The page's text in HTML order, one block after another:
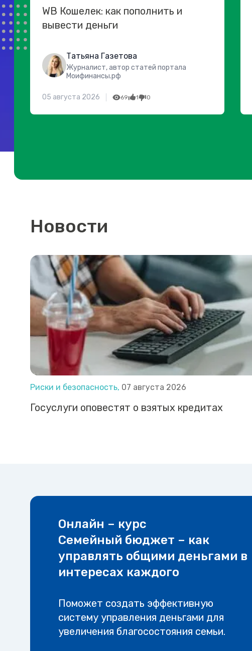
WB Кошелек: как пополнить и
вывести деньги
Татьяна Газетова
Журналист, автор статей портала
Моифинансы.рф
05 августа 2026 69 1 0
Новости
Риски и безопасность, 07 августа 2026
Госуслуги оповестят о взятых кредитах
Онлайн – курс
Семейный бюджет – как
управлять общими деньгами в
интересах каждого
Поможет создать эффективную
систему управления деньгами для
увеличения благосостояния семьи.